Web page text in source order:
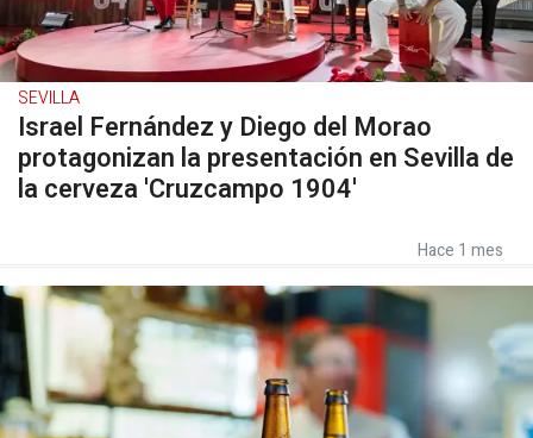
SEVILLA
Israel Fernández y Diego del Morao
protagonizan la presentación en Sevilla de
la cerveza 'Cruzcampo 1904'
Hace 1 mes